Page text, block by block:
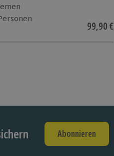
99,90 €
Abonnieren